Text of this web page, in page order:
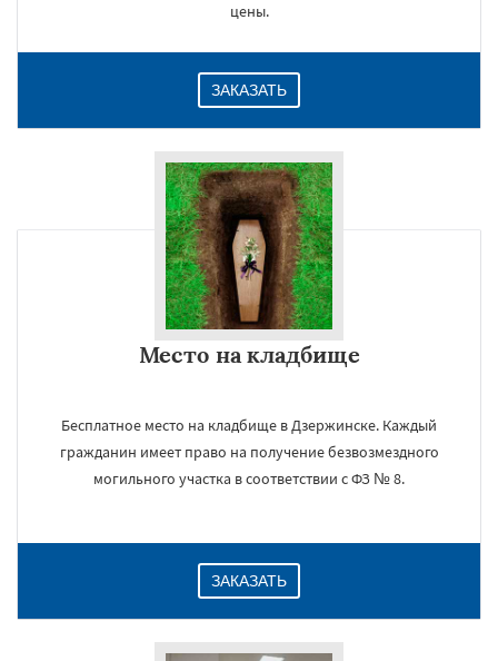
цены.
ЗАКАЗАТЬ
Место на кладбище
Бесплатное место на кладбище в Дзержинске. Каждый
гражданин имеет право на получение безвозмездного
могильного участка в соответствии с ФЗ № 8.
ЗАКАЗАТЬ